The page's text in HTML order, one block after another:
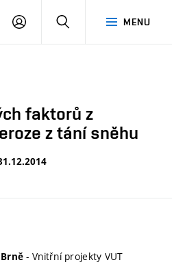
MENU
PŘIHLÁSIT
faktorů z
z tání sněhu
- Vnitřní projekty VUT